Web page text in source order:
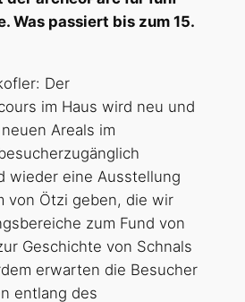
Was passiert bis zum 15.
Der
im Haus wird neu und
Areals im
wieder eine Ausstellung
von Ötzi geben, die wir
zum Fund von
Geschichte von Schnals
erwarten die Besucher
entlang des